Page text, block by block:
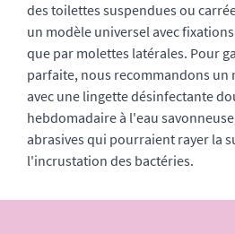
des toilettes suspendues ou
un modèle universel avec
que par molettes latérales. Pour
parfaite, nous recommandons un
avec une lingette désinfectante
hebdomadaire à l'eau
abrasives qui pourraient rayer la
l'incrustation des bactéries.